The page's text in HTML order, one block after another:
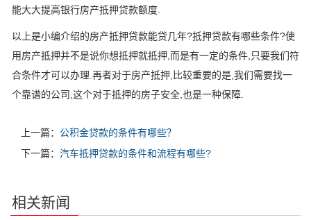
能大大提高银行房产抵押贷款额度.
以上是小编介绍的房产抵押贷款能贷几年?抵押贷款有哪些条件?使
用房产抵押并不是说你想抵押就抵押,而是有一定的条件,只要我们符
合条件才可以办理.再者对于房产抵押,比较重要的是,我们需要找一
个靠谱的公司,这个对于抵押的房子安全,也是一种保障.
上一篇： 公积金贷款的条件有哪些？
下一篇： 汽车抵押贷款的条件和流程有哪些?
相关新闻